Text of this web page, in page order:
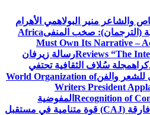
والشاعر منير البولاهمي الأهرام
(الترجمان): صخب المنفىAfrica
Must Own Its Narrative –
Reviews “Theرسالة زيرفان
مجلة سُلاف الثقافية تحتفي
للشعر والفنWorld Organization of
Writers President
Recognition of المفوضية
الأوروبية: مؤتمر الصحفيين الأفارقة (CAJ) قوة متنامية في مستقبل